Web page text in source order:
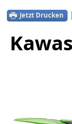
Jetzt Drucken